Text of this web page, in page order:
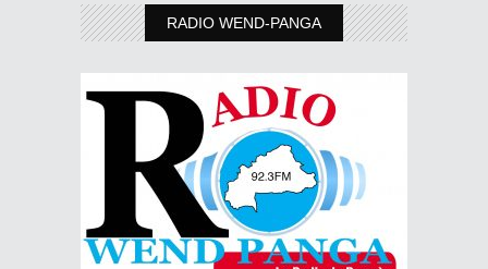
RADIO WEND-PANGA